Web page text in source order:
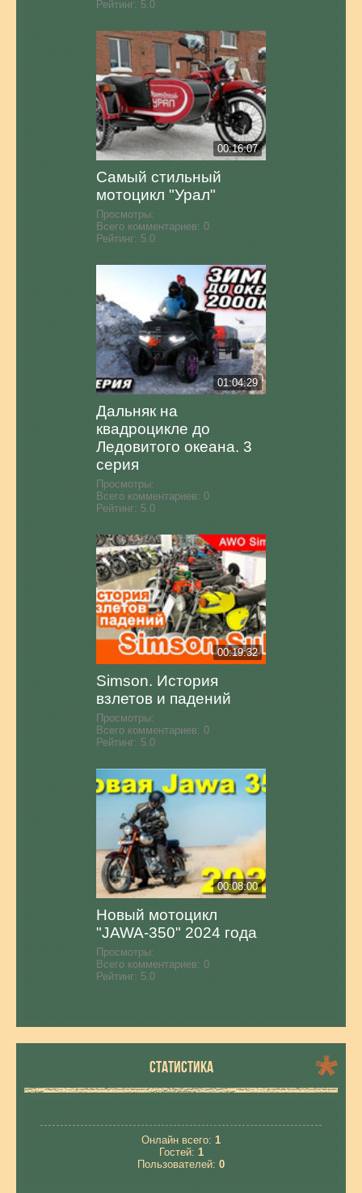
Рейтинг: 5.0
00:16:07
Самый стильный
мотоцикл "Урал"
Просмотры:
Всего комментариев: 0
Рейтинг: 5.0
01:04:29
Дальняк на
квадроцикле до
Ледовитого океана. 3
серия
Просмотры:
Всего комментариев: 0
Рейтинг: 5.0
00:19:32
Simson. История
взлетов и падений
Просмотры:
Всего комментариев: 0
Рейтинг: 5.0
00:08:00
Новый мотоцикл
"JAWA-350" 2024 года
Просмотры:
Всего комментариев: 0
Рейтинг: 5.0
СТАТИСТИКА
Онлайн всего: 1
Гостей: 1
Пользователей: 0